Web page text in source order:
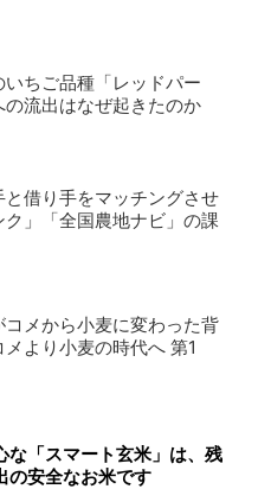
いちご品種「レッドパー
の流出はなぜ起きたのか
と借り手をマッチングさせ
ク」「全国農地ナビ」の課
コメから小麦に変わった背
より小麦の時代へ 第1
な「スマート玄米」は、残
の安全なお米です